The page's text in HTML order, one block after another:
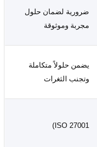
ضرورية لضمان حلول
مجربة وموثوقة
يضمن حلولاً متكاملة
وتجنب الثغرات
ISO 27001)